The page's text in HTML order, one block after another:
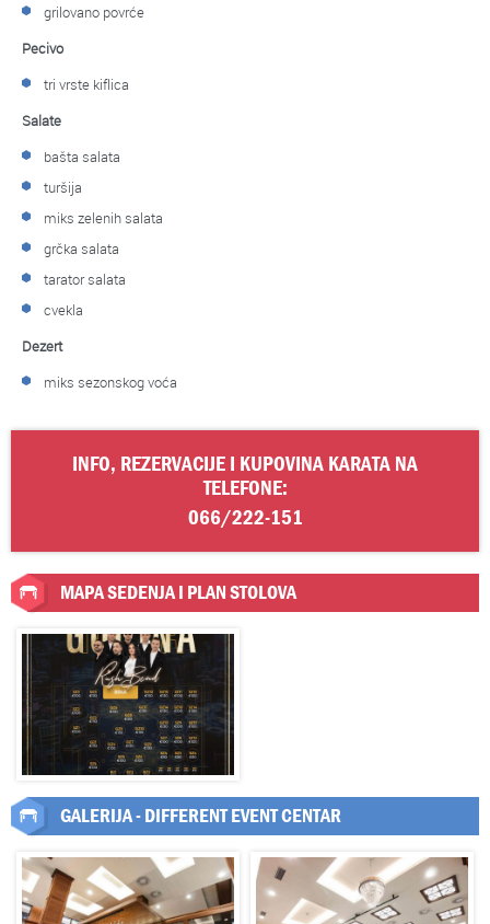
grilovano povrće
Pecivo
tri vrste kiflica
Salate
bašta salata
turšija
miks zelenih salata
grčka salata
tarator salata
cvekla
Dezert
miks sezonskog voća
INFO, REZERVACIJE I KUPOVINA KARATA NA
TELEFONE:
066/222-151
MAPA SEDENJA I PLAN STOLOVA
GALERIJA - DIFFERENT EVENT CENTAR